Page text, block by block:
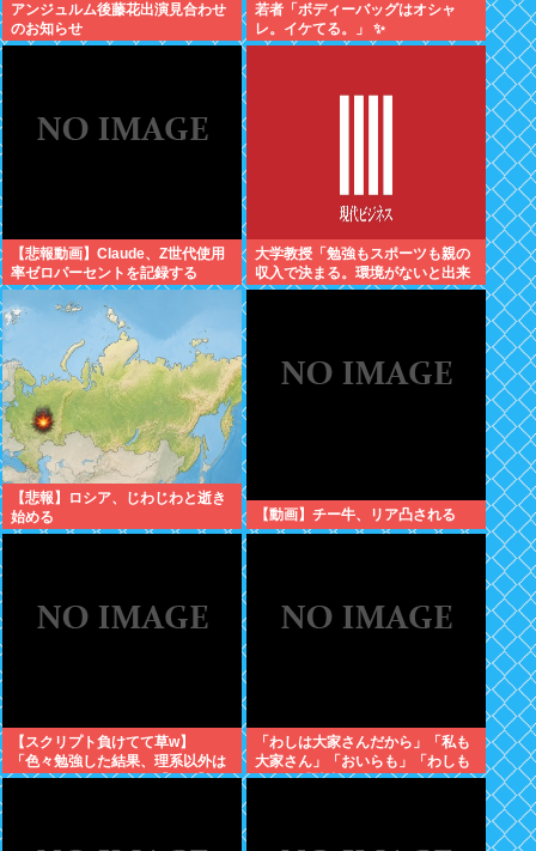
アンジュルム後藤花出演見合わせ
のお知らせ
若者「ボディーバッグはオシャ
レ。イケてる。」 ✨
【悲報動画】Claude、Z世代使用
率ゼロパーセントを記録する
大学教授「勉強もスポーツも親の
収入で決まる。環境がないと出来
るわけがない」
【悲報】ロシア、じわじわと逝き
始める
【動画】チー牛、リア凸される
【スクリプト負けてて草w】
「色々勉強した結果、理系以外は
エラー品だと気付いた【ガチ】」
「わしは大家さんだから」「私も
大家さん」「おいらも」「わしも
じゃ」「拙者も」こんなCMに騙